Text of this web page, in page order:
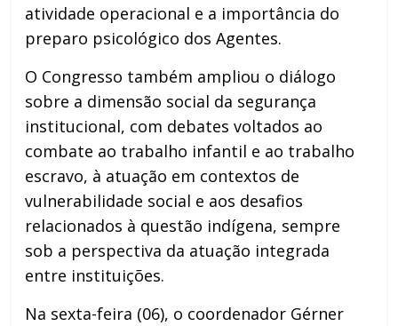
atividade operacional e a importância do
preparo psicológico dos Agentes.
O Congresso também ampliou o diálogo
sobre a dimensão social da segurança
institucional, com debates voltados ao
combate ao trabalho infantil e ao trabalho
escravo, à atuação em contextos de
vulnerabilidade social e aos desafios
relacionados à questão indígena, sempre
sob a perspectiva da atuação integrada
entre instituições.
Na sexta-feira (06), o coordenador Gérner